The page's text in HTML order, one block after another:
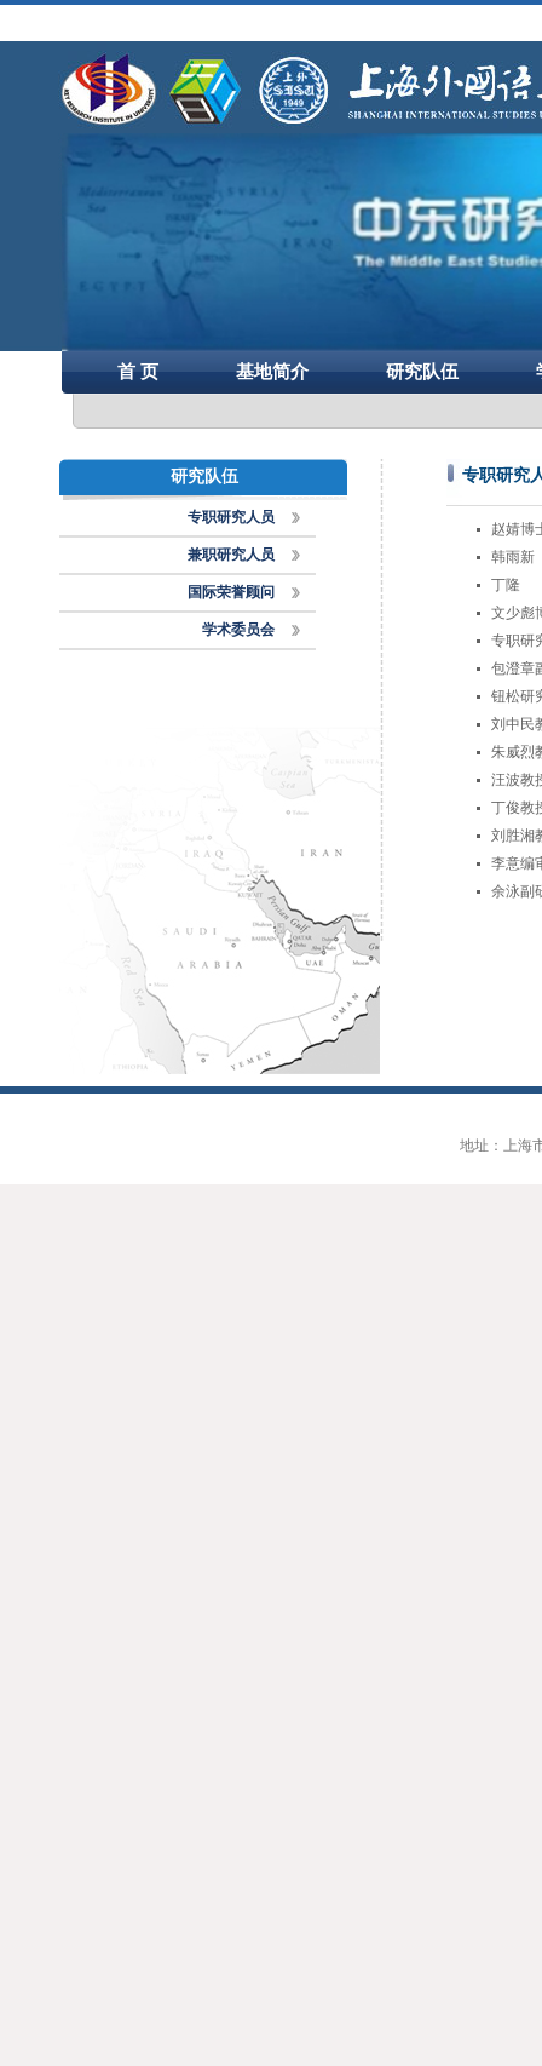
首 页 基地简介 研究队伍
研究队伍
专职研究人员
兼职研究人员
国际荣誉顾问
学术委员会
专职研究
赵婧博
韩雨新
丁隆
文少彪
专职研
包澄章
钮松研
刘中民
朱威烈
汪波教
丁俊教
刘胜湘
李意编
余泳副
地址：上海